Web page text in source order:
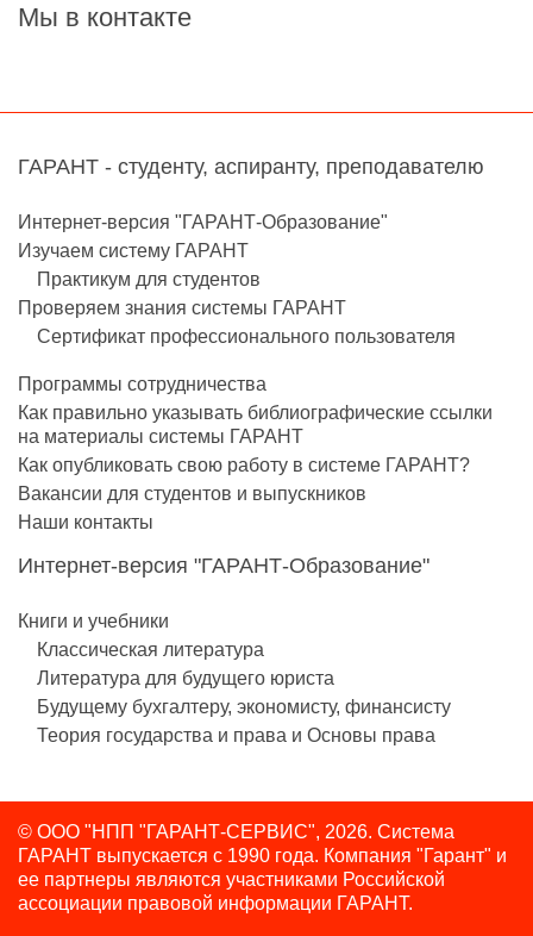
Мы в контакте
ГАРАНТ - студенту, аспиранту, преподавателю
Интернет-версия "ГАРАНТ-Образование"
Изучаем систему ГАРАНТ
Практикум для студентов
Проверяем знания системы ГАРАНТ
Сертификат профессионального пользователя
Программы сотрудничества
Как правильно указывать библиографические ссылки
на материалы системы ГАРАНТ
Как опубликовать свою работу в системе ГАРАНТ?
Вакансии для студентов и выпускников
Наши контакты
Интернет-версия "ГАРАНТ-Образование"
Книги и учебники
Классическая литература
Литература для будущего юриста
Будущему бухгалтеру, экономисту, финансисту
Теория государства и права и Основы права
© ООО "НПП "ГАРАНТ-СЕРВИС", 2026. Система
ГАРАНТ выпускается с 1990 года. Компания "Гарант" и
ее партнеры являются участниками Российской
ассоциации правовой информации ГАРАНТ.